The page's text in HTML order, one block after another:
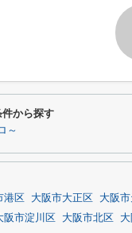
から探す
～
港区 大阪市大正区 大阪
阪市淀川区 大阪市北区